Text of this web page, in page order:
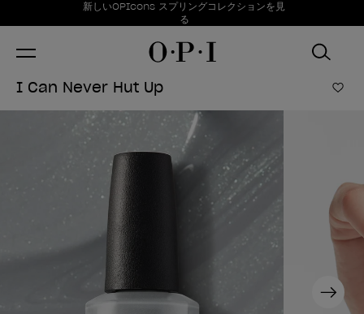
お得情報新しいOPIcons スプリングコレクションを見
る
Item 1 of 1
I Can Never Hut Up ほ
Next